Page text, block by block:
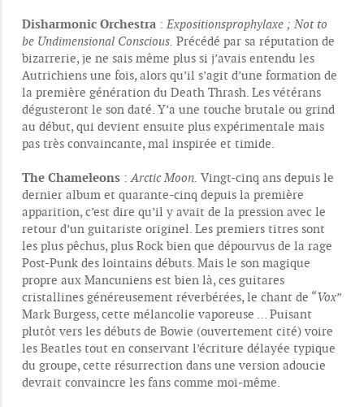
Disharmonic Orchestra : Expositionsprophylaxe ; Not to
be Undimensional Conscious. Précédé par sa réputation de
bizarrerie, je ne sais même plus si j’avais entendu les
Autrichiens une fois, alors qu’il s’agit d’une formation de
la première génération du Death Thrash. Les vétérans
dégusteront le son daté. Y’a une touche brutale ou grind
au début, qui devient ensuite plus expérimentale mais
pas très convaincante, mal inspirée et timide.
The Chameleons :Arctic Moon. Vingt-cinq ans depuis le
dernier album et quarante-cinq depuis la première
apparition, c’est dire qu’il y avait de la pression avec le
retour d’un guitariste originel. Les premiers titres sont
les plus pêchus, plus Rock bien que dépourvus de la rage
Post-Punk des lointains débuts. Mais le son magique
propre aux Mancuniens est bien là, ces guitares
cristallines généreusement réverbérées, le chant de “Vox”
Mark Burgess, cette mélancolie vaporeuse … Puisant
plutôt vers les débuts de Bowie (ouvertement cité) voire
les Beatles tout en conservant l’écriture délayée typique
du groupe, cette résurrection dans une version adoucie
devrait convaincre les fans comme moi-même.